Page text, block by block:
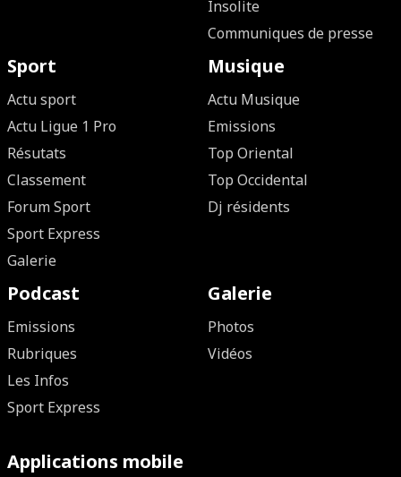
Insolite
Communiques de presse
Sport
Actu sport
Actu Ligue 1 Pro
Résutats
Classement
Forum Sport
Sport Express
Galerie
Musique
Actu Musique
Emissions
Top Oriental
Top Occidental
Dj résidents
Podcast
Emissions
Rubriques
Les Infos
Sport Express
Galerie
Photos
Vidéos
Applications mobile